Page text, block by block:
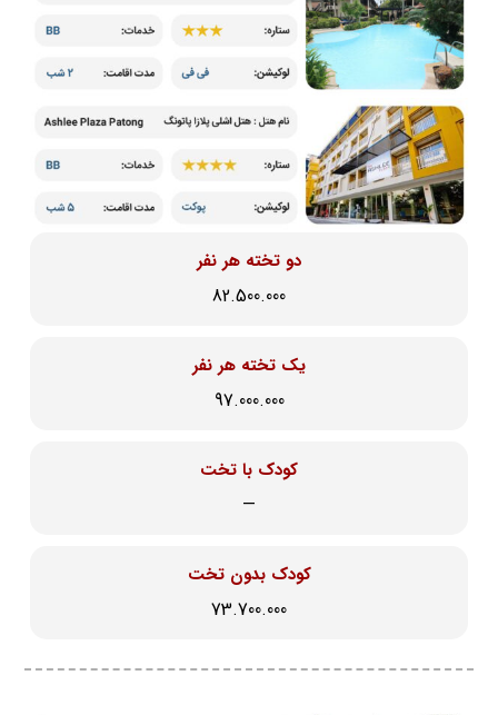
دو تخته هر نفر
82.500.000
یک تخته هر نفر
97.000.000
کودک با تخت
—
کودک بدون تخت
73.700.000